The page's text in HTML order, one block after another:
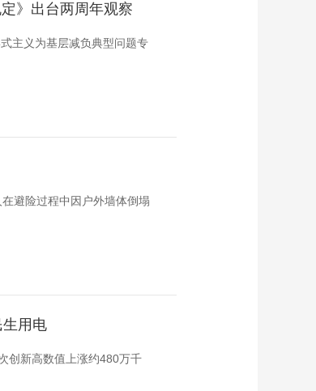
》出台两周年观察
主义为基层减负典型问题专
避险过程中因户外墙体倒塌
用电
创新高数值上涨约480万千